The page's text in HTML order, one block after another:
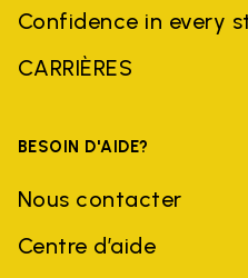
Confidence in every
CARRIÈRES
BESOIN D'AIDE?
Nous contacter
Centre d’aide